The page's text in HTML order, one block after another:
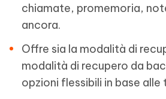
chiamate, promemoria,
ancora.
Offre sia la modalità di
modalità di recupero da
opzioni flessibili in base alle